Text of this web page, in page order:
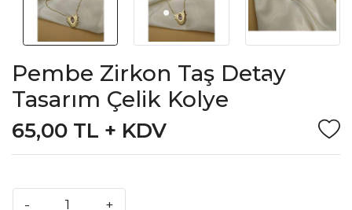
Pembe Zirkon Taş Detay
Tasarım Çelik Kolye
65,00 TL + KDV
- +